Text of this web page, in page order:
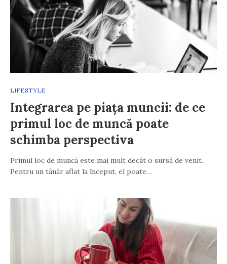
LIFESTYLE
Integrarea pe piața muncii: de ce
primul loc de muncă poate
schimba perspectiva
Primul loc de muncă este mai mult decât o sursă de venit.
Pentru un tânăr aflat la început, el poate…